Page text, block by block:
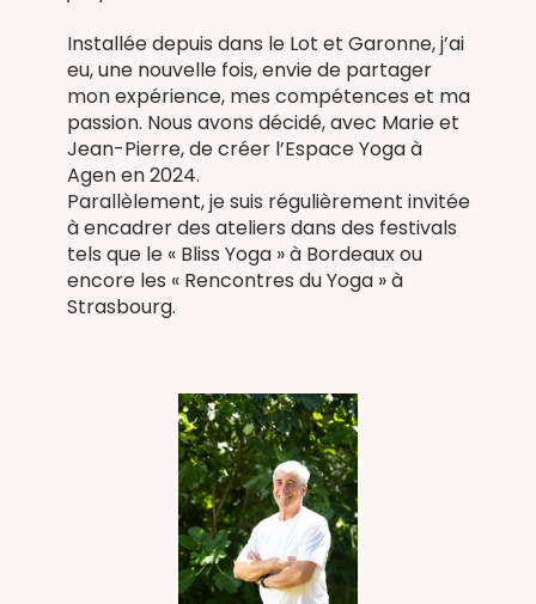
Installée depuis dans le Lot et Garonne, j’ai
eu, une nouvelle fois, envie de partager
mon expérience, mes compétences et ma
passion. Nous avons décidé, avec Marie et
Jean-Pierre, de créer l’Espace Yoga à
Agen en 2024.
Parallèlement, je suis régulièrement invitée
à encadrer des ateliers dans des festivals
tels que le « Bliss Yoga » à Bordeaux ou
encore les « Rencontres du Yoga » à
Strasbourg.